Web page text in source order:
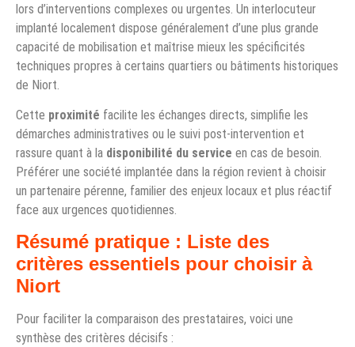
lors d’interventions complexes ou urgentes. Un interlocuteur
implanté localement dispose généralement d’une plus grande
capacité de mobilisation et maîtrise mieux les spécificités
techniques propres à certains quartiers ou bâtiments historiques
de Niort.
Cette proximité facilite les échanges directs, simplifie les
démarches administratives ou le suivi post-intervention et
rassure quant à la disponibilité du service en cas de besoin.
Préférer une société implantée dans la région revient à choisir
un partenaire pérenne, familier des enjeux locaux et plus réactif
face aux urgences quotidiennes.
Résumé pratique : Liste des
critères essentiels pour choisir à
Niort
Pour faciliter la comparaison des prestataires, voici une
synthèse des critères décisifs :